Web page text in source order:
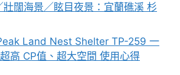
壯闊海景／眩目夜景：宜蘭礁溪 杉
Land Nest Shelter TP-259 一
高 CP值、超大空間 使用心得